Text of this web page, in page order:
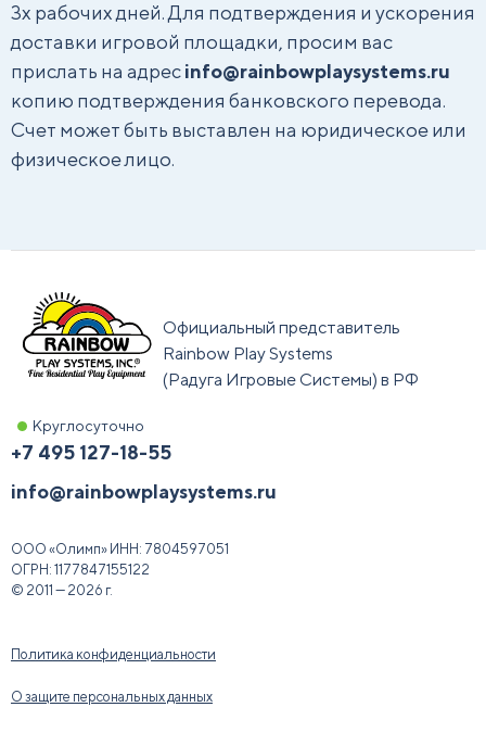
3х рабочих дней. Для подтверждения и ускорения
доставки игровой площадки, просим ваc
прислать на адресinfo@rainbowplaysystems.ru
копию подтверждения банковского перевода.
Счет может быть выставлен на юридическое или
физическое лицо.
Официальный представитель
Rainbow Play Systems
(Радуга Игровые Системы) в РФ
Круглосуточно
+7 495 127-18-55
info@rainbowplaysystems.ru
ООО «Олимп» ИНН: 7804597051
ОГРН: 1177847155122
© 2011 — 2026 г.
Политика конфиденциальности
О защите персональных данных